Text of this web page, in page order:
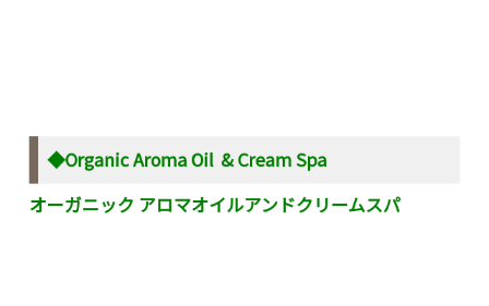
◆Organic Aroma Oil & Cream Spa
オーガニック アロマオイルアンドクリームスパ